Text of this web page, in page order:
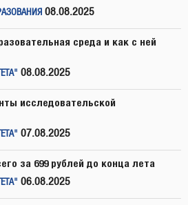
08.08.2025
среда и как с ней
08.08.2025
исследовательской
07.08.2025
за 699 рублей до конца лета
06.08.2025